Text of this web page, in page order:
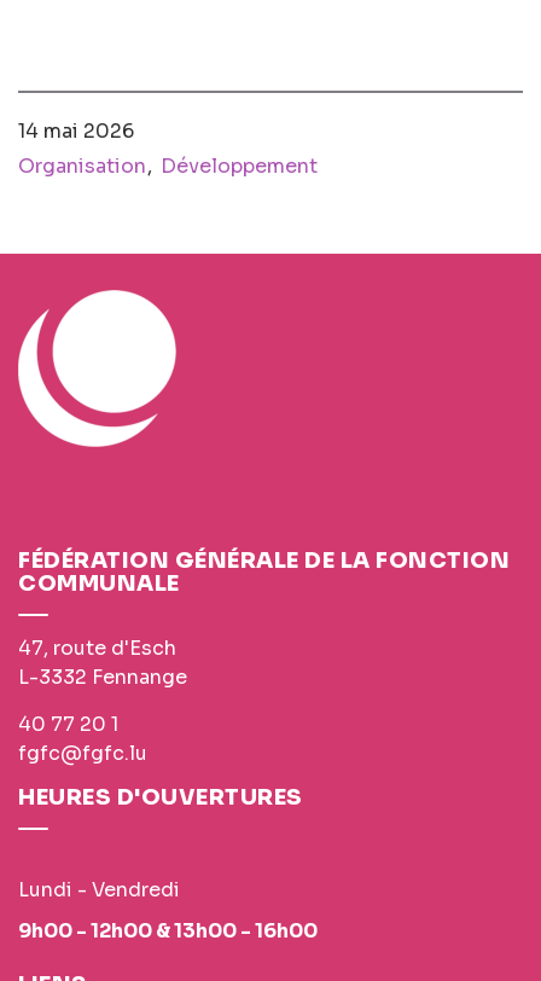
14 mai 2026
Organisation
Développement
FÉDÉRATION GÉNÉRALE DE LA FONCTION
COMMUNALE
47, route d'Esch
L-3332 Fennange
40 77 20 1
fgfc@fgfc.lu
HEURES D'OUVERTURES
Lundi - Vendredi
9h00 - 12h00 & 13h00 - 16h00